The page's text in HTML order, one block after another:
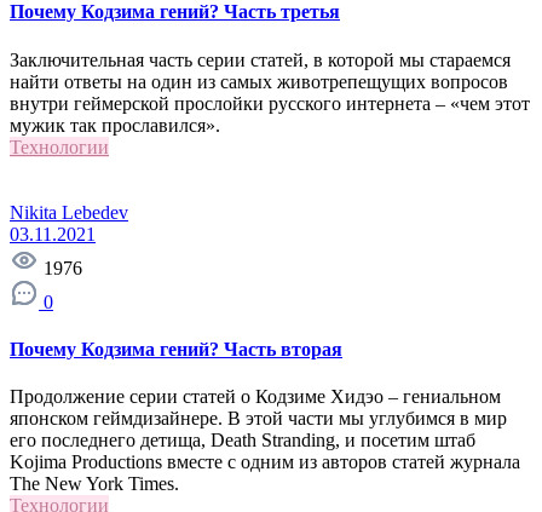
Почему Кодзима гений? Часть третья
Заключительная часть серии статей, в которой мы стараемся
найти ответы на один из самых животрепещущих вопросов
внутри геймерской прослойки русского интернета – «чем этот
мужик так прославился».
Технологии
Nikita Lebedev
03.11.2021
1976
0
Почему Кодзима гений? Часть вторая
Продолжение серии статей о Кодзиме Хидэо – гениальном
японском геймдизайнере. В этой части мы углубимся в мир
его последнего детища, Death Stranding, и посетим штаб
Kojima Productions вместе с одним из авторов статей журнала
The New York Times.
Технологии